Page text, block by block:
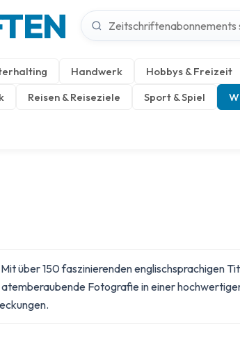
Handwerk Hobbys & Freizeit
Reisen & Reiseziele Sport & Spiel
über 150 faszinierenden englischsprachigen
Fotografie in einer